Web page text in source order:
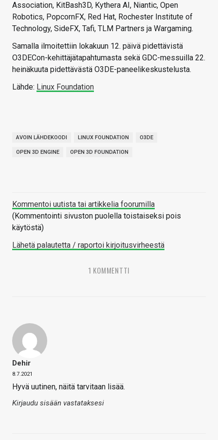
Association, KitBash3D, Kythera AI, Niantic, Open
Robotics, PopcornFX, Red Hat, Rochester Institute of
Technology, SideFX, Tafi, TLM Partners ja Wargaming.
Samalla ilmoitettiin lokakuun 12. päivä pidettävistä
O3DECon-kehittäjätapahtumasta sekä GDC-messuilla 22.
heinäkuuta pidettävästä O3DE-paneelikeskustelusta.
Lähde: Linux Foundation
AVOIN LÄHDEKOODI LINUX FOUNDATION O3DE
OPEN 3D ENGINE OPEN 3D FOUNDATION
Kommentoi uutista tai artikkelia foorumilla
(Kommentointi sivuston puolella toistaiseksi pois
käytöstä)
Lähetä palautetta / raportoi kirjoitusvirheestä
1 KOMMENTTI
Dehir
8.7.2021
Hyvä uutinen, näitä tarvitaan lisää.
Kirjaudu sisään vastataksesi